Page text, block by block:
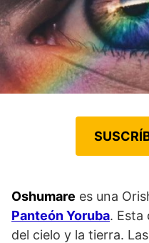
Oshumare es una
Panteón Yoruba. Esta
del cielo y la tierra.